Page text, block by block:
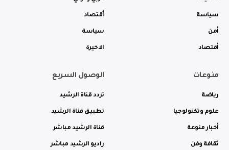
سياسة
أمن
أقتصاد
أقتصاد
سياسة
الاخيرة
منوعات
رياضة
علوم وتكنولوجيا
أخبار منوعة
ثقافة وفن
الوصول السريع
تردد قناة الرشيد
تطبيق قناة الرشيد
قناة الرشيد مباشر
راديو الرشيد مباشر